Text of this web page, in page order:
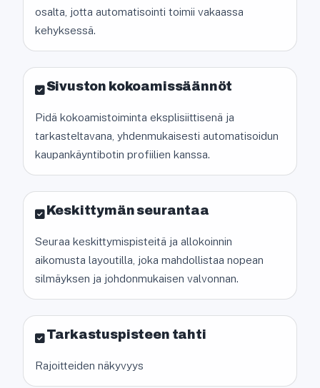
osalta, jotta automatisointi toimii vakaassa
kehyksessä.
Sivuston kokoamissäännöt
Pidä kokoamistoiminta eksplisiittisenä ja
tarkasteltavana, yhdenmukaisesti automatisoidun
kaupankäyntibotin profiilien kanssa.
Keskittymän seurantaa
Seuraa keskittymispisteitä ja allokoinnin
aikomusta layoutilla, joka mahdollistaa nopean
silmäyksen ja johdonmukaisen valvonnan.
Tarkastuspisteen tahti
Rajoitteiden näkyvyys